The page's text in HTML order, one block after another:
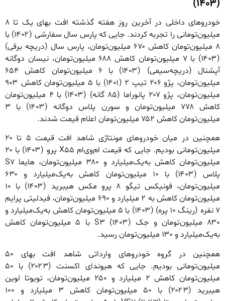
(۱۴۰۳)
خودروهای داخلی در آخرین روز هفته گذشته افت بهای یک تا ۸
میلیون‌تومانی را تجربه کردند. جایی که پارس سال سفارشی (۱۴۰۲) با
۸ میلیون‌تومان کاهش ۶۷۰ میلیون‌تومان، پارس سال (دریچه برقی)
(۱۴۰۳) با ۷ میلیون‌تومان کاهش ۶۸۸ میلیون‌تومان، نیسان دوگانه
آپشنال (دریچه‌سیمی) (۱۴۰۳) با ۶ میلیون‌تومان کاهش ۶۵۴
میلیون‌تومان، پژو ۲۰۶ تیپ ۲ (۱۴۰۱) با ۵ میلیون‌تومان کاهش ۹۰۳
میلیون‌تومان، پژو ۲۰۷ پانوراما (۸۵ گانه) (۱۴۰۳) با ۴ میلیون‌تومان
کاهش ۷۷۸ میلیون‌تومان و سورن پلاس دوگانه (۱۴۰۳) با ۳
میلیون‌تومان کاهش ۷۵۲ میلیون‌تومان اعلام قیمت شدند.
همچنین در میان خودروهای مونتاژی شاهد افت قیمت ۵ تا ۲۰
میلیون‌تومانی بودیم. جایی که قیمت ام‌وی‌ام X۵۵ پرو (۱۴۰۳) با ۲۰
میلیون‌تومان کاهش به‌یک‌میلیارد و ۳۸۰ میلیون‌تومان، هایما S۷
پلاس (۱۴۰۳) با ۱۰ میلیون‌تومان کاهش به‌یک‌میلیارد و ۶۳۰
میلیون‌تومان، فونیکس تیگو ۸ پرو مکس هیبرید (۱۴۰۳) با ۱۰
میلیون‌تومان کاهش به ۲ ‌میلیارد و ۶۹۰ میلیون‌تومان، فیدلیتی پرایم
۷ نفره (رینگ ۱۰ پره) (۱۴۰۳) با ۵ میلیون‌تومان کاهش به‌یک‌میلیارد و
۸۳۰ میلیون‌تومان و جک S۳ (۱۴۰۳) با ۵ میلیون‌تومان کاهش
به‌یک‌میلیارد و ۱۳۰ میلیون‌تومان رسید.
همچنین در گروه خودروهای وارداتی شاهد افت بهای ۵۰
میلیون‌تومانی بودیم. جایی که هیوندای اکسنت (۲۰۲۳) با ۵۰
میلیون‌تومان کاهش ۲ میلیارد و ۲۵۰ میلیون‌تومان، تویوتا لوین
هیبرید (۲۰۲۳) با ۵۰ میلیون‌تومان کاهش ۳ ‌میلیارد و ۱۰۰